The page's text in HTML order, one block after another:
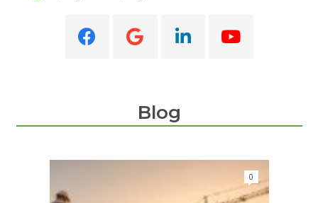
Blog
0